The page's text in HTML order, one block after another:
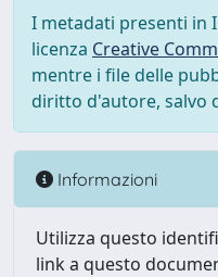
I metadati presenti in
licenza Creative
mentre i file delle
diritto d'autore, salvo
Informazioni
Utilizza questo
link a questo